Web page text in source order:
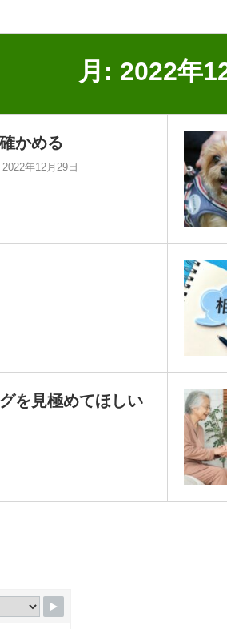
月: 2022年
かめる
2022年12月29日
を見極めてほしい